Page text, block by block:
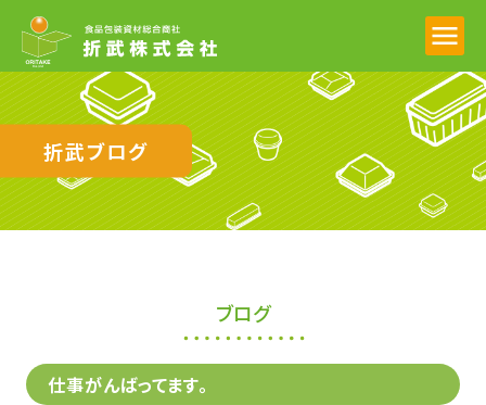
折武ブログ
ブログ
仕事がんばってます。